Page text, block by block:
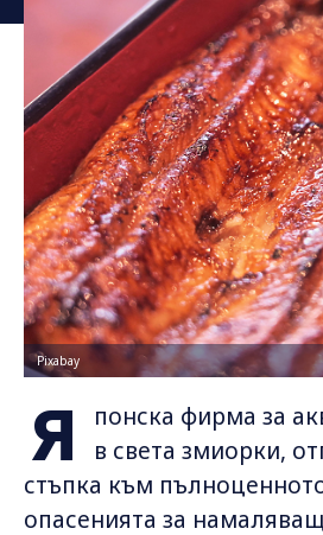
Pixabay
Я
понска фирма за
в света змиорки,
стъпка към
опасенията за